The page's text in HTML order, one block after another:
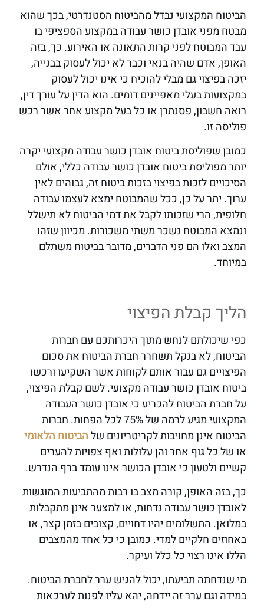
הביטוח המקצועי נבדל מהביטוח הסטנדרטי, בכך שהוא
מבטח מפני אובדן כושר עבודה במקצוע הספציפי בו
עבד המבוטח לפני קרות התאונה או האירוע. כך, בזה
האופן, אדם שהיה בנאי וכבר לא יכול לעסוק בבנייה,
יזכה בפיצוי גם מבלי להוכיח כי אינו יכול לעסוק
במקצועות בעלי מאפיינים דומים. הוא הדין על עורך דין,
רואה חשבון, פסנתרן או כל בעל מקצוע אחר אשר רכש
פוליסה זו.
כמובן שפוליסת ביטוח אובדן כושר עבודה מקצועי יקרה
יותר מפוליסת ביטוח אובדן כושר עבודה כללי, אולם
הסיכויים לזכות בפיצוי בזכות ביטוח זה, גבוהים לאין
ערוך. יתר על כן, ככל שהמבוטח ימצא לעצמו עבודה
חלופית, הרי שזכותו לקבל את דמי הביטוח לא תישלל
ונמצא המבוטח נשכר משתי משכורות. מכיוון שזהו
המצב ואלו הם פני הדברים, מדובר בביטוח משתלם
במיוחד.
הליך קבלת הפיצוי
כפי שיכולתם לנחש מתוך היכרותכם עם חברות
הביטוח, לא בנקל תשחרר חברת הביטוח את סכום
הפיצויים גם עבור אותם לקוחות אשר השקיעו ורכשו
ביטוח אובדן כושר עבודה מקצועי. לשם קבלת הפיצוי,
על חברת הביטוח להכריע כי אובדן כושר העבודה
המקצועי מגיע לרמה של 75% לכל הפחות. חברות
הביטוח אינן מחויבות לקריטריונים שלהביטוח הלאומי
או של כל גוף אחר והן עלולות ואף צפויות להערים
קשיים ולטעון כי אובדן הכושר אינו עומד ברף הנדרש.
כך, בזה האופן, קורה מצב בו רבות מהתביעות המוגשות
לאובדן כושר עבודה נדחות, או למצער אינן מתקבלות
במלואן. התשלומים יהיו דחויים, קצובים בזמן קצר, או
באחוזים חלקיים למדי. כמובן כי כל אחד מהמצבים
הללו אינו רצוי כל כלל ועיקר.
מי שנדחתה תביעתו, יכול להגיש ערר לחברת הביטוח.
במידה וגם ערר זה יידחה, יהא עליו לפנות לערכאות